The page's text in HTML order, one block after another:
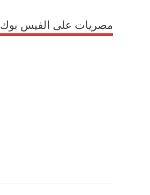
مصريات على الفيس بوك